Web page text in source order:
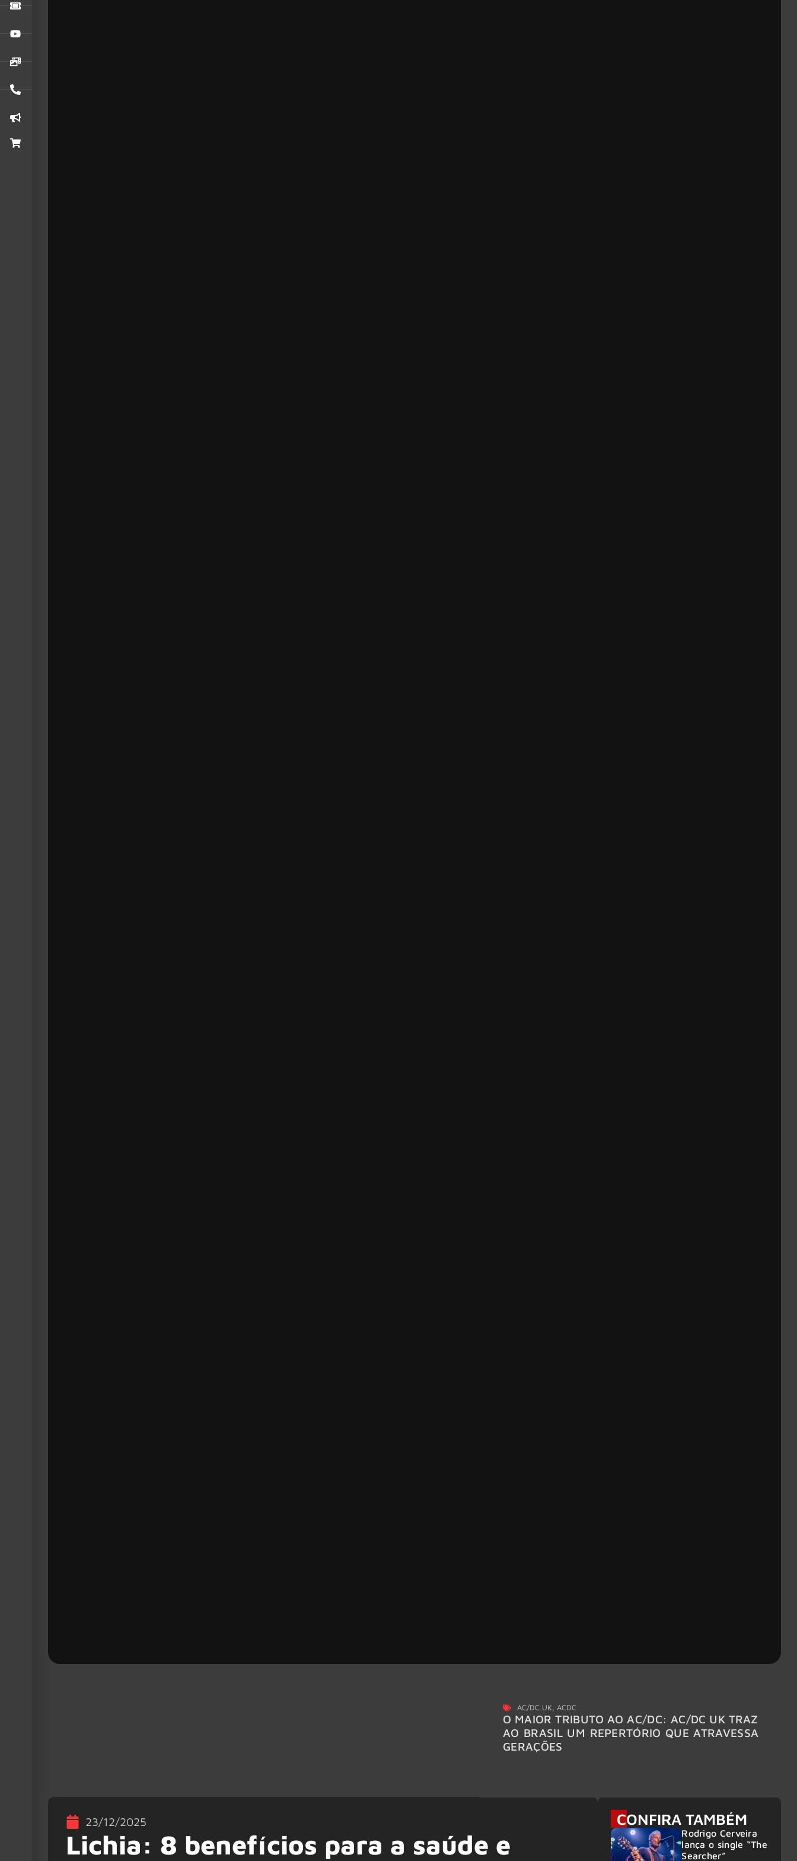
AC/DC UK,ACDC
O MAIOR TRIBUTO AO AC/DC: AC/DC UK TRAZ
AO BRASIL UM REPERTÓRIO QUE ATRAVESSA
GERAÇÕES
23/12/2025
Lichia: 8 benefícios para a saúde e
CONFIRA TAMBÉM
Rodrigo Cerveira
lança o single “The
Searcher”